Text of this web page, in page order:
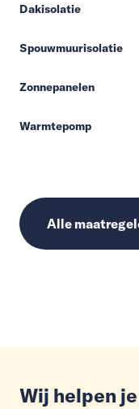
Dakisolatie
Spouwmuurisolatie
Zonnepanelen
Warmtepomp
Alle
Wij helpen